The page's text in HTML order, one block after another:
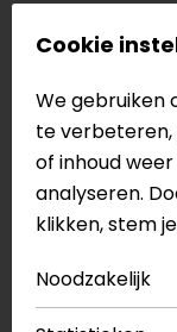
Antislip-
Geschikt
camera’s
Perfect voor
Cookie
We gebruiken
te
of inhoud
analyseren.
klikken, stem
Noodzakelijk